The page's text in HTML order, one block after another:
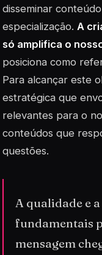
disseminar
especialização. A
só amplifica o
posiciona como
Para alcançar este
estratégica que
relevantes para o
conteúdos que
questões.
A qualidade e
fundamentais
mensagem